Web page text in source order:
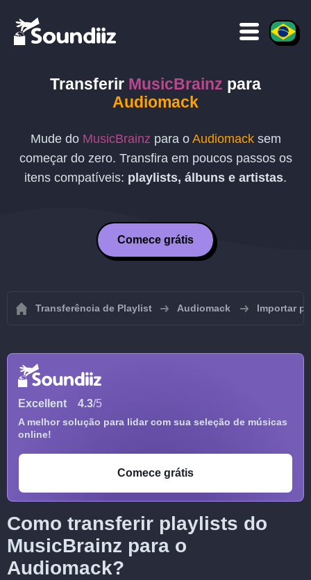
Transferir MusicBrainz para
Audiomack
Mude do MusicBrainz para o Audiomacksem
começar do zero. Transfira em poucos passos os
itens compatíveis: playlists, álbuns e artistas.
Comece grátis
Transferência de Playlist Audiomack Importar
Excellent 4.3/5
A melhor solução para lidar com sua seleção de músicas
online!
Comece grátis
Como transferir playlists do
MusicBrainz para o
Audiomack?